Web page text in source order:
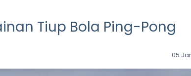
Tiup Bola Ping-Pong
05